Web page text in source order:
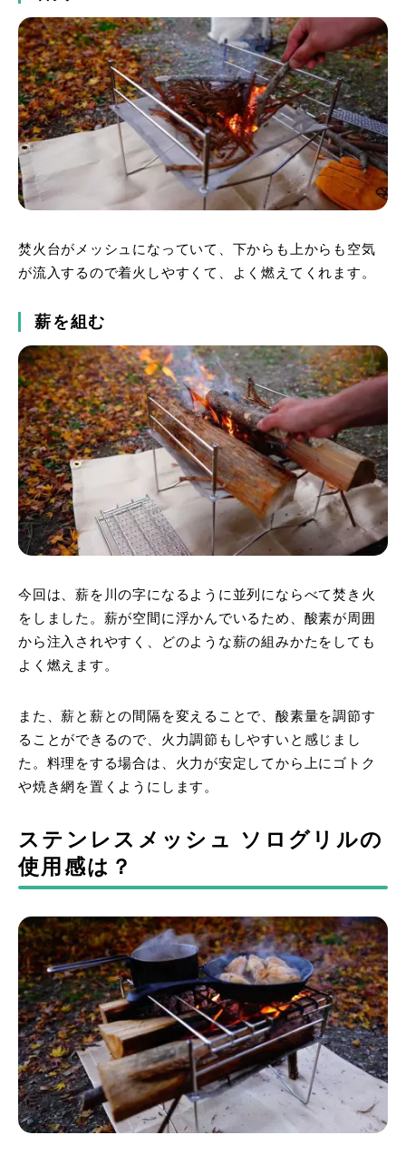
焚火台がメッシュになっていて、下からも上からも空気
が流入するので着火しやすくて、よく燃えてくれます。
薪を組む
今回は、薪を川の字になるように並列にならべて焚き火
をしました。薪が空間に浮かんでいるため、酸素が周囲
から注入されやすく、どのような薪の組みかたをしても
よく燃えます。
また、薪と薪との間隔を変えることで、酸素量を調節す
ることができるので、火力調節もしやすいと感じまし
た。料理をする場合は、火力が安定してから上にゴトク
や焼き網を置くようにします。
ステンレスメッシュ ソログリルの
使用感は？